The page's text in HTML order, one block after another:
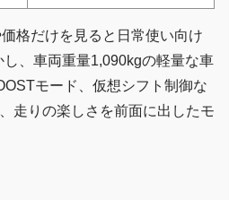
格だけを見ると日常使い向け
、車両重量1,090kgの軽量な車
モード、仮想シフト制御な
走りの楽しさを前面に出したモ